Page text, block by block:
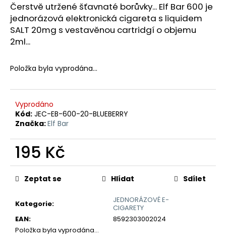
Čerstvě utržené šťavnaté borůvky... Elf Bar 600 je
jednorázová elektronická cigareta s liquidem
SALT 20mg s vestavěnou cartridgí o objemu
2ml...
Položka byla vyprodána…
Vyprodáno
Kód: JEC-EB-600-20-BLUEBERRY
Značka:Elf Bar
195 Kč
Měrná
cena:
Kategorie:
JEDNORÁZOVÉ E-
CIGARETY
EAN:
8592303002024
Položka byla vyprodána…
Zeptat se Hlídat Sdílet
HLEDAT
p
r
u
č
u
j
e
m
LIQUID
ARAMAX
4PACK
CIGAR
TOBACCO